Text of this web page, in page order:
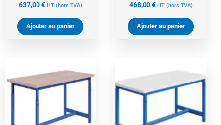
637,00€ HT (hors TVA)
Ajouter au panier
468,00€ HT (hors TVA)
Ajouter au panier
prix
initial
prix
actuel
1048,00 €.
prix
initial
503,00 €.
prix
actuel
est :
478,00 €.